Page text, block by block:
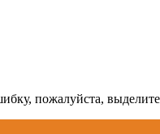
пожалуйста,